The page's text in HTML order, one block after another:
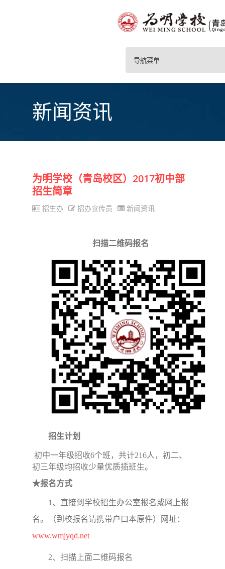
导航菜单
新闻资讯
为明学校（青岛校区）2017初中部
招生简章
招生办 招办宣传员 新闻资讯
扫描二维码报名
招生计划
初中一年级招收6个班，共计216人，初二、
初三年级均招收少量优质插班生。
★报名方式
1、直接到学校招生办公室报名或网上报
名。（到校报名请携带户口本原件）网址：
www.wmjyqd.net
2、扫描上面二维码报名